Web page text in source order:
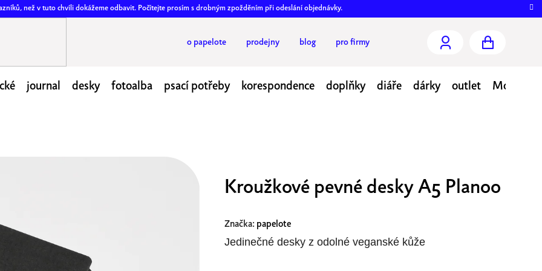
než v tuto chvíli dokážeme odbavit. Počítejte prosím s drobným zpožděním při odeslání objednávky.
o papelote prodejny blog pro firmy
KOŠÍK
journal desky fotoalba psací potřeby korespondence doplňky diáře dárky outlet Moje
Kroužkové pevné desky A5 Planoo
Značka: papelote
Jedinečné desky z odolné veganské kůže